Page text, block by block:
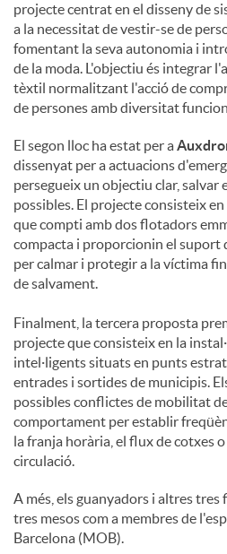
projecte centrat en el disseny de
a la necessitat de vestir-se de
fomentant la seva autonomia i
de la moda. L'objectiu és integrar
tèxtil normalitzant l'acció de
de persones amb diversitat
El segon lloc ha estat per a
dissenyat per a actuacions
persegueix un objectiu clar, salvar
possibles. El projecte consisteix
que compti amb dos flotadors
compacta i proporcionin el suport
per calmar i protegir a la víctima
de salvament.
Finalment, la tercera proposta
projecte que consisteix en la
intel·ligents situats en punts
entrades i sortides de municipis.
possibles conflictes de mobilitat
comportament per establir
la franja horària, el flux de cotxes
circulació.
A més, els guanyadors i altres
tres mesos com a membres de
Barcelona (MOB).